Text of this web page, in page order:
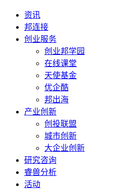
资讯
邦连接
创业服务
创业邦学园
在线课堂
天使基金
优企酷
邦出海
产业创新
创投联盟
城市创新
大企业创新
研究咨询
睿兽分析
活动